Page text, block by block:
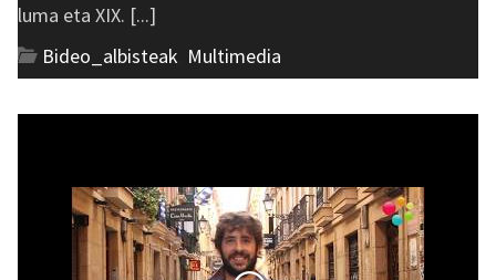
luma eta XIX. [...]
Bideo_albisteak Multimedia